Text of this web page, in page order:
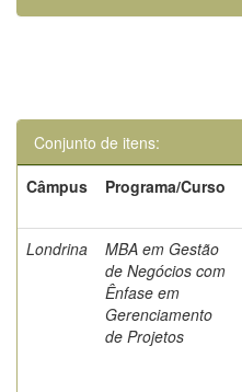
Conjunto de itens:
Câmpus
Programa/Curso
Londrina
MBA em Gestão
de Negócios com
Ênfase em
Gerenciamento
de Projetos